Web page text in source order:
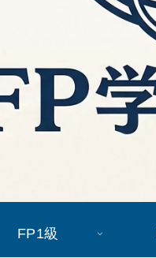
FP1級